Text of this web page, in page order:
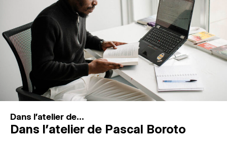
Dans l'atelier de...
Dans l’atelier de Pascal Boroto